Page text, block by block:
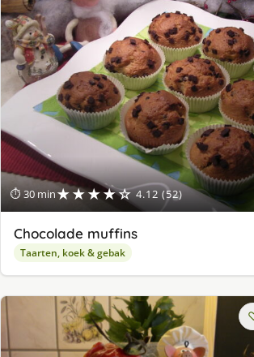
⏱ 30 min★★★★☆ 4.12 (52)
Chocolade muffins
Taarten, koek & gebak